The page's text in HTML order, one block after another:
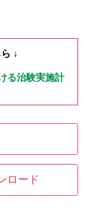
↓
る治験実施計
ロード